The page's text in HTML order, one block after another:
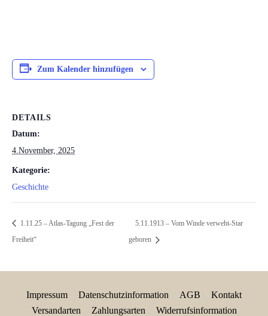
Zum Kalender hinzufügen
DETAILS
Datum:
4.November, 2025
Kategorie:
Geschichte
1.11.25 – Atlas-Tagung „Fest der
Freiheit“
5.11.1913 – Vom Winde verweht-Star
geboren
Impressum Datenschutzinformation AGB
Kontakt
Versandarten
Zahlungsarten Widerrufsinformation